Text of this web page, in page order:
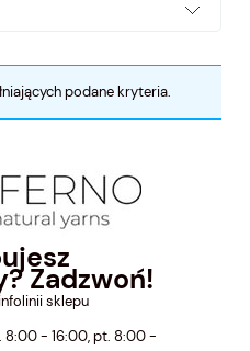
podane kryteria.
Zadzwoń!
sklepu
8:00 - 16:00, pt. 8:00 -